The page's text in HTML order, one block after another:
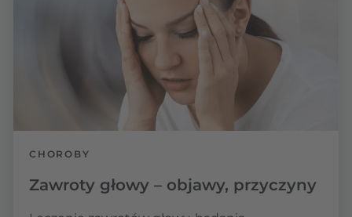
CHOROBY
Zawroty głowy – objawy, przyczyny